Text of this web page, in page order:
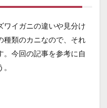
ワイガニの違いや見分け
種類のカニなので、それ
。今回の記事を参考に自